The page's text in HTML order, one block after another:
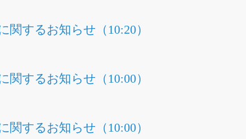
関するお知らせ（10:20）
関するお知らせ（10:00）
関するお知らせ（10:00）